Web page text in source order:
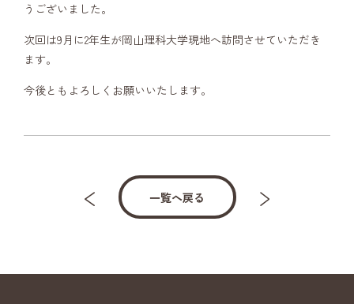
うございました。
次回は9月に2年生が岡山理科大学現地へ訪問させていただき
ます。
今後ともよろしくお願いいたします。
一覧へ戻る